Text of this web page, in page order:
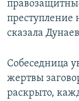
преступление
сказала
Собеседница
жертвы
раскрыто,